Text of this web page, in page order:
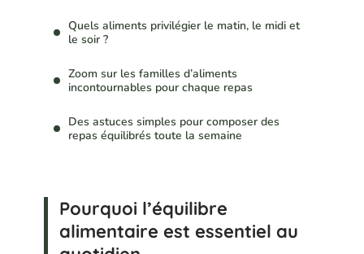
Quels aliments privilégier le matin, le midi et
le soir ?
Zoom sur les familles d’aliments
incontournables pour chaque repas
Des astuces simples pour composer des
repas équilibrés toute la semaine
Pourquoi l’équilibre
alimentaire est essentiel au